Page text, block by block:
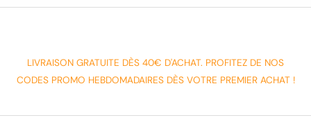
LIVRAISON GRATUITE DÈS 40€ D'ACHAT. PROFITEZ DE NOS
CODES PROMO HEBDOMADAIRES DÈS VOTRE PREMIER ACHAT !